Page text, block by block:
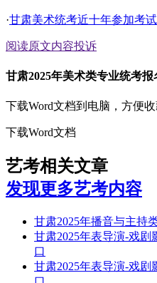
·甘肃美术统考近十年参加考
阅读原文内容投诉
甘肃2025年美术类专业统考报
下载Word文档到电脑，方便
下载Word文档
艺考相关文章
发现更多艺考内容
甘肃2025年播音与主持
甘肃2025年表导演-戏剧
口
甘肃2025年表导演-戏剧